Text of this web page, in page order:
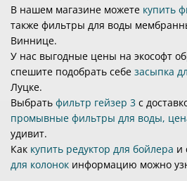
В нашем магазине можете купить
также фильтры для воды
Виннице.
У нас выгодные цены на экософт
спешите подобрать себе засыпка
Луцке.
Выбрать фильтр гейзер 3 с
промывные фильтры для воды,
удивит.
Как купить редуктор для бойлера и
для колонок информацию можно